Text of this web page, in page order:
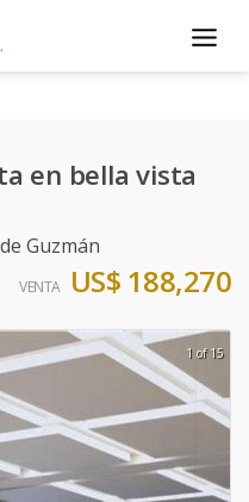
en bella vista
Guzmán
VENTA US$ 188,270
1 of 15